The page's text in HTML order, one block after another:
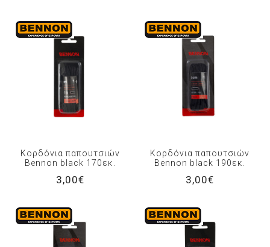
Κορδόνια παπουτσιών
Bennon black 170εκ.
3,00€
Κορδόνια παπουτσιών
Bennon black 190εκ.
3,00€